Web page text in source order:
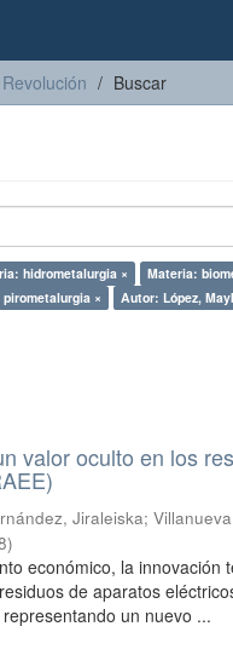
Buscar
hidrometalurgia × Materia:
× Autor: López,
valor oculto en los
Jiraleiska;
)
económico, la
de aparatos
un nuevo ...